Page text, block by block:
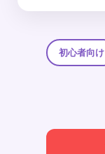
初心者向け